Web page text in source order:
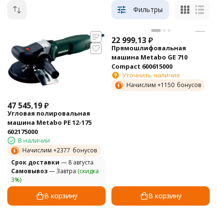
Фильтры
47 545,19₽
Угловая полировальная
машина Metabo PE 12-175
602175000
В наличии
Начислим +2377 бонусов
Cрок доставки — 8 августа
Самовывоз— Завтра (скидка
3%)
В корзину
22 999,13₽
Прямошлифовальная
машина Metabo GE 710
Compact 600615000
Уточнить наличие
Начислим +1150 бонусов
В корзину